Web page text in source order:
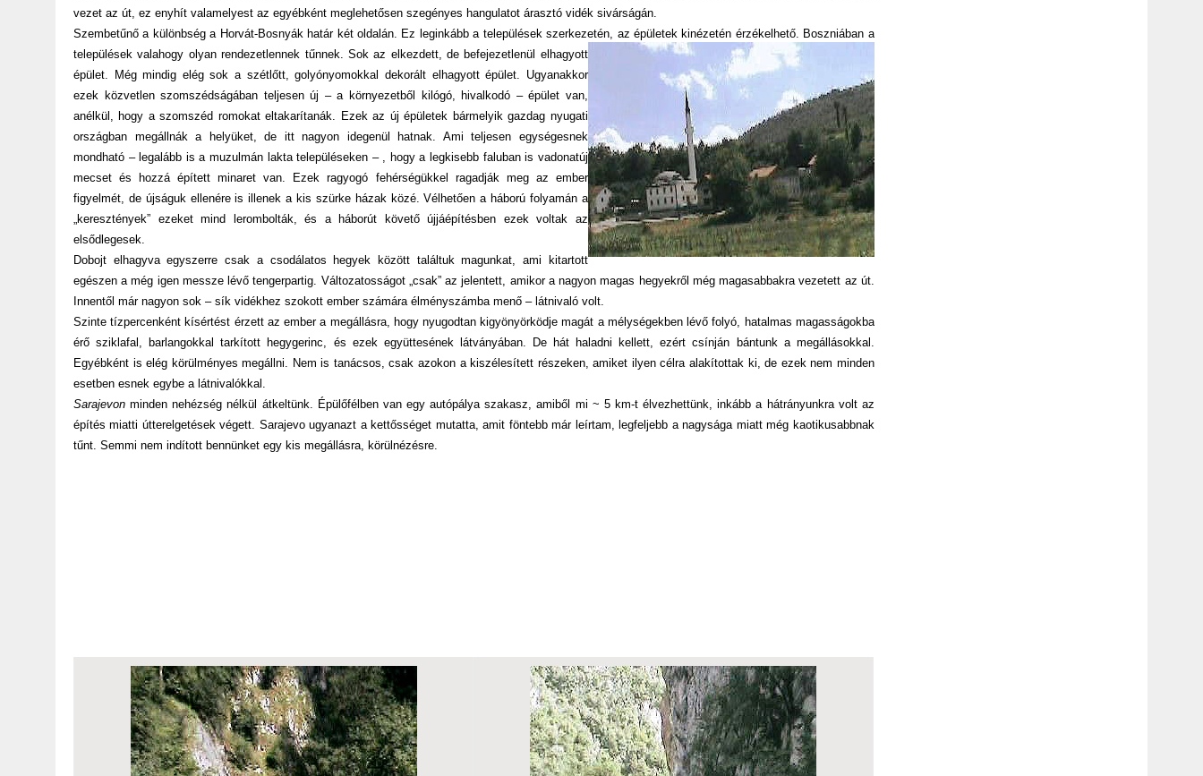
vezet az út, ez enyhít valamelyest az egyébként meglehetősen szegényes hangulatot árasztó vidék sivárságán.
Szembetűnő a különbség a Horvát-Bosnyák határ két oldalán. Ez leginkább a települések szerkezetén, az épületek kinézetén érzékelhető. Boszniában a
települések valahogy olyan rendezetlennek tűnnek. Sok az elkezdett, de befejezetlenül elhagyott
épület. Még mindig elég sok a szétlőtt, golyónyomokkal dekorált elhagyott épület. Ugyanakkor
ezek közvetlen szomszédságában teljesen új – a környezetből kilógó, hivalkodó – épület van,
anélkül, hogy a szomszéd romokat eltakarítanák. Ezek az új épületek bármelyik gazdag nyugati
országban megállnák a helyüket, de itt nagyon idegenül hatnak. Ami teljesen egységesnek
mondható – legalább is a muzulmán lakta településeken – , hogy a legkisebb faluban is vadonatúj
mecset és hozzá épített minaret van. Ezek ragyogó fehérségükkel ragadják meg az ember
figyelmét, de újságuk ellenére is illenek a kis szürke házak közé. Vélhetően a háború folyamán a
„keresztények” ezeket mind lerombolták, és a háborút követő újjáépítésben ezek voltak az
elsődlegesek.
Dobojt elhagyva egyszerre csak a csodálatos hegyek között találtuk magunkat, ami kitartott
egészen a még igen messze lévő tengerpartig. Változatosságot „csak” az jelentett, amikor a nagyon magas hegyekről még magasabbakra vezetett az út.
Innentől már nagyon sok – sík vidékhez szokott ember számára élményszámba menő – látnivaló volt.
Szinte tízpercenként kísértést érzett az ember a megállásra, hogy nyugodtan kigyönyörködje magát a mélységekben lévő folyó, hatalmas magasságokba
érő sziklafal, barlangokkal tarkított hegygerinc, és ezek együttesének látványában. De hát haladni kellett, ezért csínján bántunk a megállásokkal.
Egyébként is elég körülményes megállni. Nem is tanácsos, csak azokon a kiszélesített részeken, amiket ilyen célra alakítottak ki, de ezek nem minden
esetben esnek egybe a látnivalókkal.
Sarajevon minden nehézség nélkül átkeltünk. Épülőfélben van egy autópálya szakasz, amiből mi ~ 5 km-t élvezhettünk, inkább a hátrányunkra volt az
építés miatti útterelgetések végett. Sarajevo ugyanazt a kettősséget mutatta, amit föntebb már leírtam, legfeljebb a nagysága miatt még kaotikusabbnak
tűnt. Semmi nem indított bennünket egy kis megállásra, körülnézésre.